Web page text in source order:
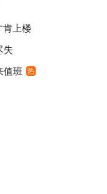
肯上楼
失
值班 热